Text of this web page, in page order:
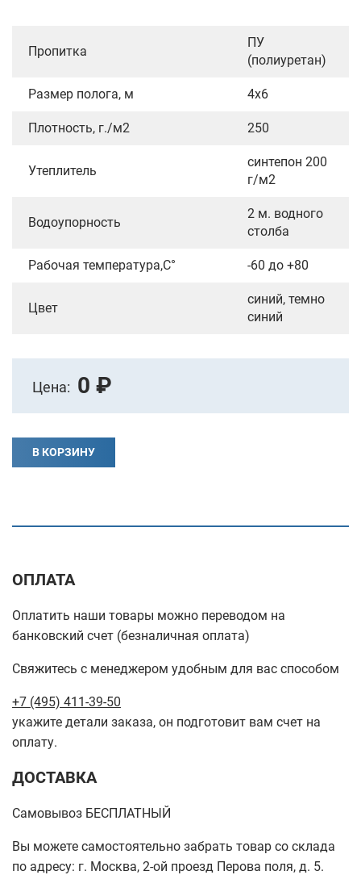
Пропитка
ПУ
(полиуретан)
Размер полога, м 4х6
Плотность, г./м2 250
Утеплитель
синтепон 200
г/м2
Водоупорность
2 м. водного
столба
Рабочая температура,С° -60 до +80
Цвет
синий, темно
синий
Цена: 0 ₽
В КОРЗИНУ
ОПЛАТА
Оплатить наши товары можно переводом на
банковский счет (безналичная оплата)
Свяжитесь с менеджером удобным для вас способом
+7 (495) 411-39-50
укажите детали заказа, он подготовит вам счет на
оплату.
ДОСТАВКА
Самовывоз БЕСПЛАТНЫЙ
Вы можете самостоятельно забрать товар со склада
по адресу: г. Москва, 2-ой проезд Перова поля, д. 5.